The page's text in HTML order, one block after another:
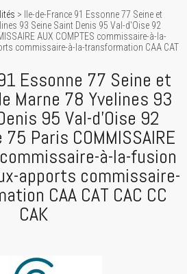
> Ile-de-France 91 Essonne 77 Seine et
93 Seine Saint Denis 95 Val-d'Oise 92
AUX COMPTES commissaire-à-la-
commissaire-à-la-transformation CAA CAT
Essonne 77 Seine et
Marne 78 Yvelines 93
95 Val-d'Oise 92
Paris COMMISSAIRE
commissaire-à-la-fusion
apports commissaire-
CAA CAT CAC CC
CAK